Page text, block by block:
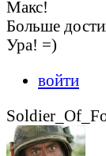
Макс!
Больше
Ура! =)
войти